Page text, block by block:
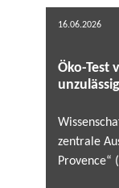
16.06.2026
Öko-Test
zentrale
Provence“